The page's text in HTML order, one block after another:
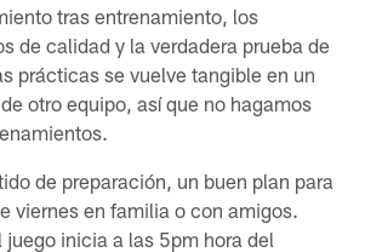
tras entrenamiento, los
de calidad y la verdadera prueba de
prácticas se vuelve tangible en un
otro equipo, así que no hagamos
de preparación, un buen plan para
viernes en familia o con amigos.
juego inicia a las 5pm hora del